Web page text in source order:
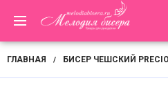
ГЛАВНАЯ / БИСЕР ЧЕШСКИЙ